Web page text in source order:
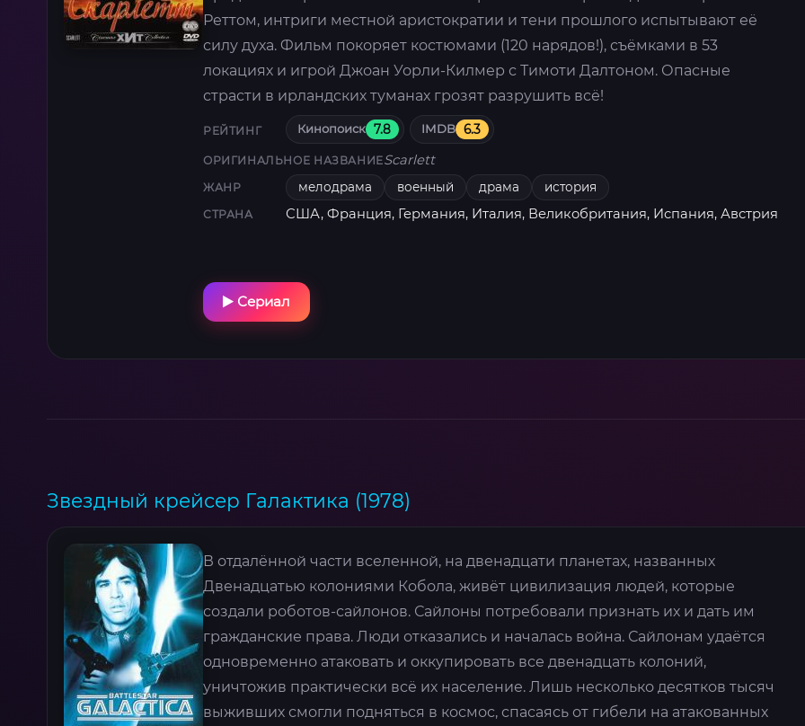
Реттом, интриги местной аристократии и тени прошлого испытывают её
силу духа. Фильм покоряет костюмами (120 нарядов!), съёмками в 53
локациях и игрой Джоан Уорли-Килмер с Тимоти Далтоном. Опасные
страсти в ирландских туманах грозят разрушить всё!
РЕЙТИНГ Кинопоиск 7.8 IMDB 6.3
ОРИГИНАЛЬНОЕ НАЗВАНИЕScarlett
ЖАНР мелодрама военный драма история
СТРАНА США, Франция, Германия, Италия, Великобритания, Испания, Австрия
Сериал
Звездный крейсер Галактика (1978)
В отдалённой части вселенной, на двенадцати планетах, названных
Двенадцатью колониями Кобола, живёт цивилизация людей, которые
создали роботов-сайлонов. Сайлоны потребовали признать их и дать им
гражданские права. Люди отказались и началась война. Сайлонам удаётся
одновременно атаковать и оккупировать все двенадцать колоний,
уничтожив практически всё их население. Лишь несколько десятков тысяч
выживших смогли подняться в космос, спасаясь от гибели на атакованных